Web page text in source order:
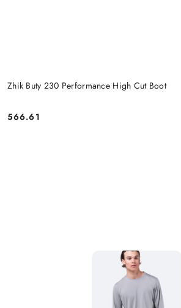
Zhik Buty 230 Performance High Cut Boot
Cena:
566.61